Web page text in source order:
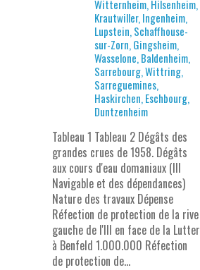
Witternheim, Hilsenheim,
Krautwiller, Ingenheim,
Lupstein, Schaffhouse-
sur-Zorn, Gingsheim,
Wasselone, Baldenheim,
Sarrebourg, Wittring,
Sarreguemines,
Haskirchen, Eschbourg,
Duntzenheim
Tableau 1 Tableau 2 Dégâts des
grandes crues de 1958. Dégâts
aux cours d'eau domaniaux (III
Navigable et des dépendances)
Nature des travaux Dépense
Réfection de protection de la rive
gauche de l'Ill en face de la Lutter
à Benfeld 1.000.000 Réfection
de protection de...